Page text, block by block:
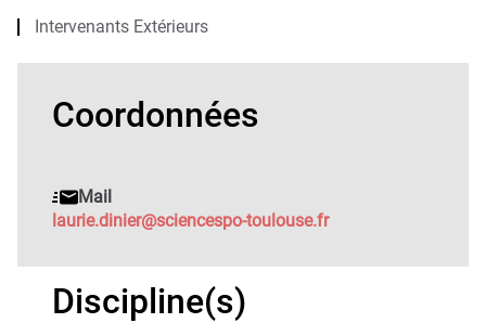
Intervenants Extérieurs
Coordonnées
Mail
laurie.dinier@sciencespo-toulouse.fr
Discipline(s)